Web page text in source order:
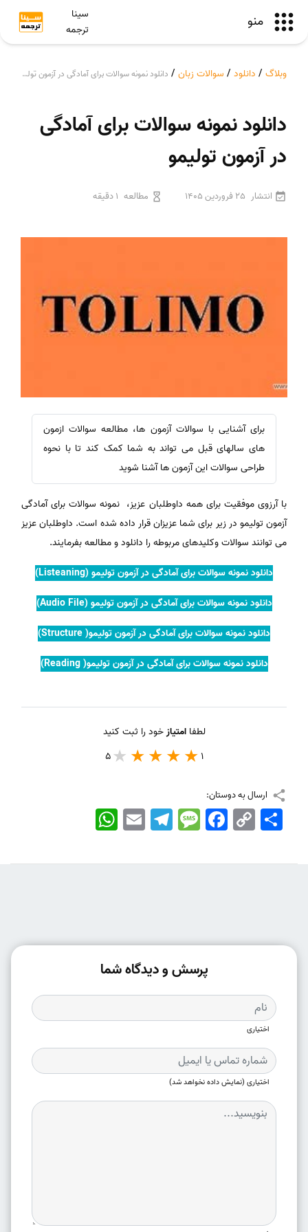
منو
سینا
ترجمه
وبلاگ / دانلود / سوالات زبان / دانلود نمونه سوالات برای آمادگی در آزمون تولیمو
دانلود نمونه سوالات برای آمادگی
در آزمون تولیمو
انتشار 25 فروردین 1405 مطالعه 1 دقیقه
برای آشنایی با سوالات آزمون ها، مطالعه سوالات ازمون
های سالهای قبل می تواند به شما کمک کند تا با نحوه
طراحی سوالات این آزمون ها آشنا شوید
با آرزوی موفقیت برای همه داوطلبان عزیز، نمونه سوالات برای آمادگی
آزمون تولیمو در زیر برای شما عزیزان قرار داده شده است. داوطلبان عزیز
می توانند سوالات وکلیدهای مربوطه را دانلود و مطالعه بفرمایند.
دانلود نمونه سوالات برای آمادگی در آزمون تولیمو (Listeaning)
دانلود نمونه سوالات برای آمادگی در آزمون تولیمو (Audio File)
دانلود نمونه سوالات برای آمادگی در آزمون تولیمو( Structure)
دانلود نمونه سوالات برای آمادگی در آزمون تولیمو( Reading)
لطفاامتیازخود را ثبت کنید
1
5
ارسال به دوستان:
WhatsApp EmailTelegramMessageFacebook Copy
Link
اشتراک
پرسش و دیدگاه شما
اختیاری
اختیاری (نمایش داده نخواهد شد)